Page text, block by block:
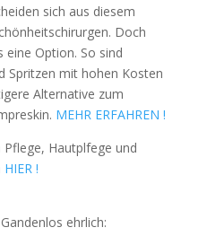
sich aus diesem
Doch
eine Option. So sind
Spritzen mit hohen Kosten
Alternative zum
MEHR ERFAHREN !
Hautplfege und
HIER !
Gandenlos ehrlich: